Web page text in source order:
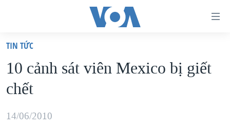
truy
cập
Tới
dung
VIỆT NAM
HOA KỲ
BIỂN ĐÔNG
TIN TỨC
10 cảnh sát viên Mexico bị giết
chết
14/06/2010